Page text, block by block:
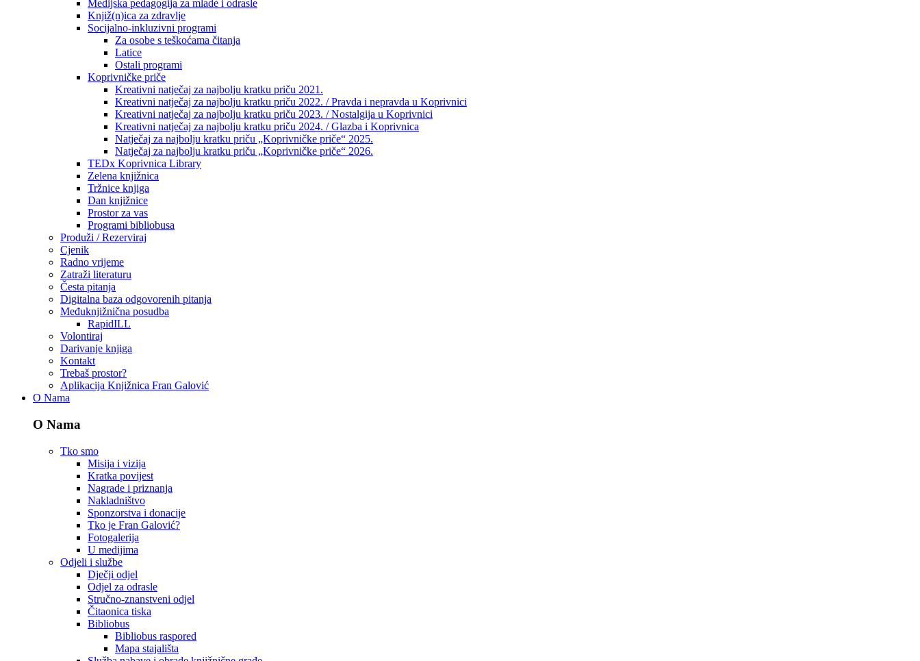
Medijska pedagogija za mlade i odrasle
Knjiž(n)ica za zdravlje
Socijalno-inkluzivni programi
Za osobe s teškoćama čitanja
Latice
Ostali programi
Koprivničke priče
Kreativni natječaj za najbolju kratku priču 2021.
Kreativni natječaj za najbolju kratku priču 2022. / Pravda i nepravda u Koprivnici
Kreativni natječaj za najbolju kratku priču 2023. / Nostalgija u Koprivnici
Kreativni natječaj za najbolju kratku priču 2024. / Glazba i Koprivnica
Natječaj za najbolju kratku priču „Koprivničke priče“ 2025.
Natječaj za najbolju kratku priču „Koprivničke priče“ 2026.
TEDx Koprivnica Library
Zelena knjižnica
Tržnice knjiga
Dan knjižnice
Prostor za vas
Programi bibliobusa
Produži / Rezerviraj
Cjenik
Radno vrijeme
Zatraži literaturu
Česta pitanja
Digitalna baza odgovorenih pitanja
Međuknjižnična posudba
RapidILL
Volontiraj
Darivanje knjiga
Kontakt
Trebaš prostor?
Aplikacija Knjižnica Fran Galović
O Nama
O Nama
Tko smo
Misija i vizija
Kratka povijest
Nagrade i priznanja
Nakladništvo
Sponzorstva i donacije
Tko je Fran Galović?
Fotogalerija
U medijima
Odjeli i službe
Dječji odjel
Odjel za odrasle
Stručno-znanstveni odjel
Čitaonica tiska
Bibliobus
Bibliobus raspored
Mapa stajališta